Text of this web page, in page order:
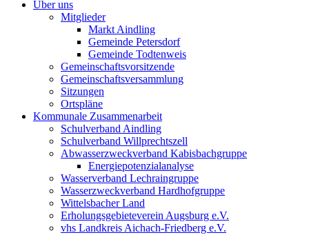
Über uns
Mitglieder
Markt Aindling
Gemeinde Petersdorf
Gemeinde Todtenweis
Gemeinschaftsvorsitzende
Gemeinschaftsversammlung
Sitzungen
Ortspläne
Kommunale Zusammenarbeit
Schulverband Aindling
Schulverband Willprechtszell
Abwasserzweckverband Kabisbachgruppe
Energiepotenzialanalyse
Wasserverband Lechraingruppe
Wasserzweckverband Hardhofgruppe
Wittelsbacher Land
Erholungsgebieteverein Augsburg e.V.
vhs Landkreis Aichach-Friedberg e.V.